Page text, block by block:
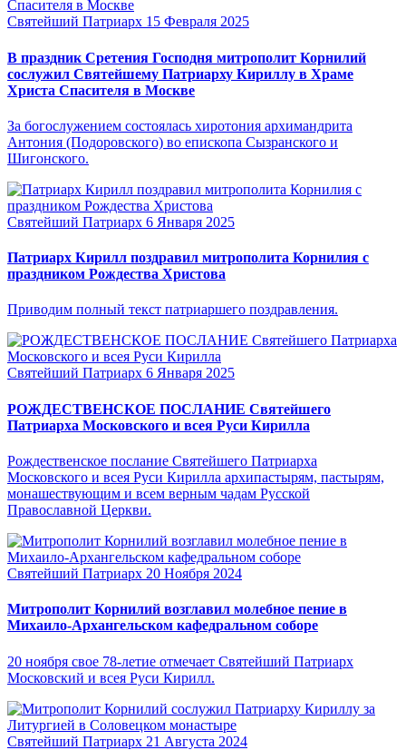
Святейший Патриарх 15 Февраля 2025
В праздник Сретения Господня митрополит Корнилий
сослужил Святейшему Патриарху Кириллу в Храме
Христа Спасителя в Москве
За богослужением состоялась хиротония архимандрита
Антония (Подоровского) во епископа Сызранского и
Шигонского.
Святейший Патриарх 6 Января 2025
Патриарх Кирилл поздравил митрополита Корнилия с
праздником Рождества Христова
Приводим полный текст патриаршего поздравления.
Святейший Патриарх 6 Января 2025
РОЖДЕСТВЕНСКОЕ ПОСЛАНИЕ Святейшего
Патриарха Московского и всея Руси Кирилла
Рождественское послание Святейшего Патриарха
Московского и всея Руси Кирилла архипастырям, пастырям,
монашествующим и всем верным чадам Русской
Православной Церкви.
Святейший Патриарх 20 Ноября 2024
Митрополит Корнилий возглавил молебное пение в
Михаило-Архангельском кафедральном соборе
20 ноября свое 78-летие отмечает Святейший Патриарх
Московский и всея Руси Кирилл.
Святейший Патриарх 21 Августа 2024